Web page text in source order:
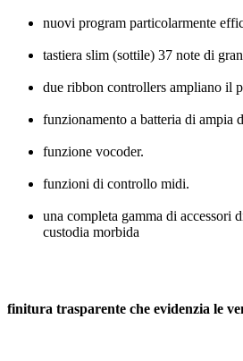
nuovi program particolarmente
tastiera slim (sottile) 37 note di
due ribbon controllers ampliano il
funzionamento a batteria di ampia
funzione vocoder.
funzioni di controllo midi.
una completa gamma di accessori
custodia morbida
finitura trasparente che evidenzia le